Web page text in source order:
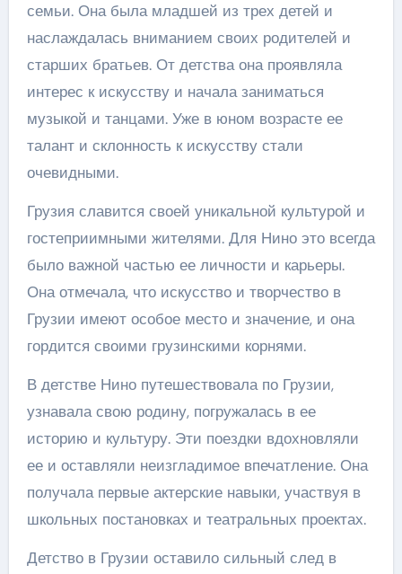
семьи. Она была младшей из трех детей и
наслаждалась вниманием своих родителей и
старших братьев. От детства она проявляла
интерес к искусству и начала заниматься
музыкой и танцами. Уже в юном возрасте ее
талант и склонность к искусству стали
очевидными.
Грузия славится своей уникальной культурой и
гостеприимными жителями. Для Нино это всегда
было важной частью ее личности и карьеры.
Она отмечала, что искусство и творчество в
Грузии имеют особое место и значение, и она
гордится своими грузинскими корнями.
В детстве Нино путешествовала по Грузии,
узнавала свою родину, погружалась в ее
историю и культуру. Эти поездки вдохновляли
ее и оставляли неизгладимое впечатление. Она
получала первые актерские навыки, участвуя в
школьных постановках и театральных проектах.
Детство в Грузии оставило сильный след в